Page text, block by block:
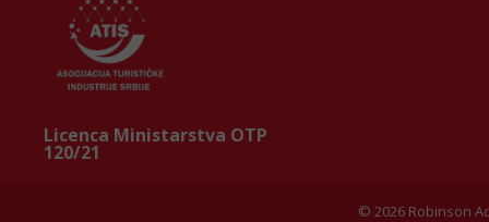
Licenca Ministarstva OTP
120/21
© 2026 Robinson